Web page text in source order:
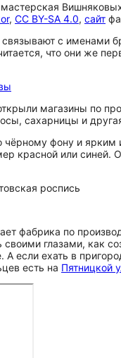
, CC BY-SA 4.0, сайт
связывают с
что они же
магазины по
сахарницы и
чёрному фону и
красной или
фабрика по
глазами, как
А если ехать в
есть на Пятницкой